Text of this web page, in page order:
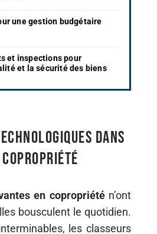
une gestion budgétaire
et inspections pour
et la sécurité des biens
dans
en copropriétén’ont
bousculent le quotidien.
les classeurs